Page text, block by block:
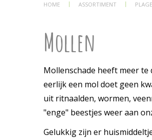
HOME ASSORTIMENT
Mollen
Mollenschade heeft meer
eerlijk een mol doet geen
uit ritnaalden, wormen,
"enge" beestjes weer aan
Gelukkig zijn er